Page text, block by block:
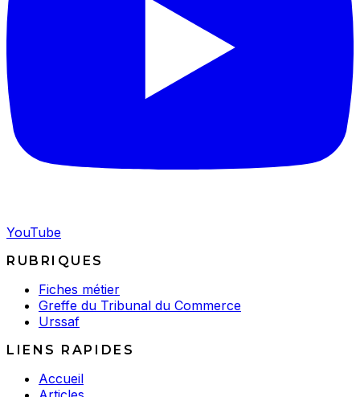
YouTube
RUBRIQUES
Fiches métier
Greffe du Tribunal du Commerce
Urssaf
LIENS RAPIDES
Accueil